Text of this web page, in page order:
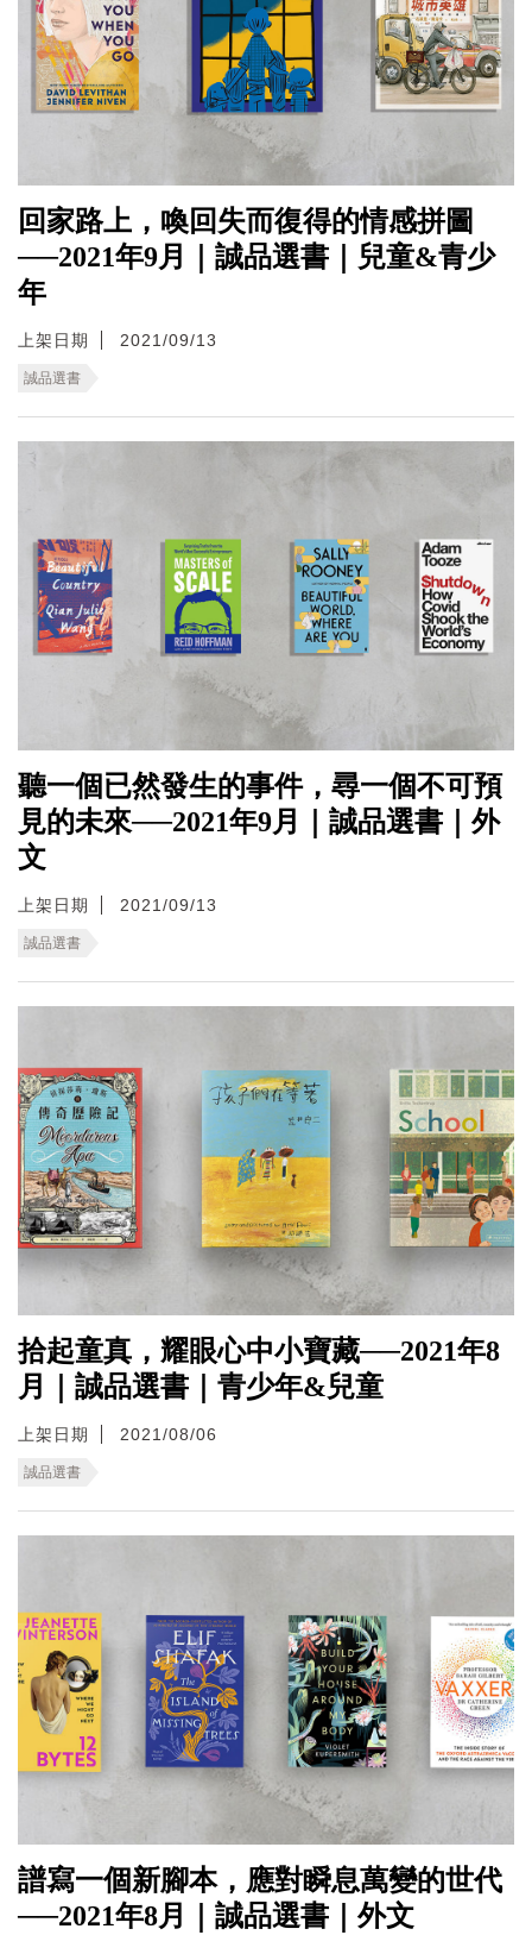
回家路上，喚回失而復得的情感拼圖
──2021年9月｜誠品選書｜兒童&青少
年
上架日期 2021/09/13
誠品選書
聽一個已然發生的事件，尋一個不可預
見的未來──2021年9月｜誠品選書｜外
文
上架日期 2021/09/13
誠品選書
拾起童真，耀眼心中小寶藏──2021年8
月｜誠品選書｜青少年&兒童
上架日期 2021/08/06
誠品選書
譜寫一個新腳本，應對瞬息萬變的世代
──2021年8月｜誠品選書｜外文